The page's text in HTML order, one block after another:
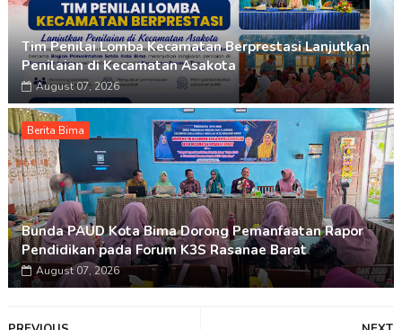
Tim Penilai Lomba Kecamatan Berprestasi Lanjutkan
Penilaian di Kecamatan Asakota
August 07, 2026
Berita Bima
Bunda PAUD Kota Bima Dorong Pemanfaatan Rapor
Pendidikan pada Forum K3S Rasanae Barat
August 07, 2026